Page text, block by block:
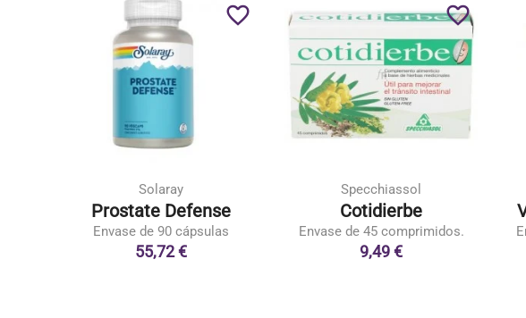
Solaray
Prostate Defense
Envase de 90 cápsulas
55,72 €
favorite_border
Specchiassol
Cotidierbe
Envase de 45 comprimidos.
9,49 €
favorite_border